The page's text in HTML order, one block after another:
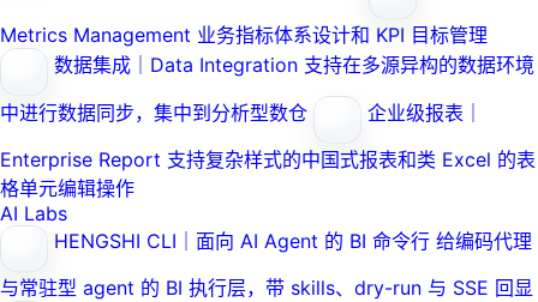
Metrics Management 业务指标体系设计和 KPI 目标管理
数据集成｜Data Integration 支持在多源异构的数据环境
中进行数据同步，集中到分析型数仓
企业级报表｜
Enterprise Report 支持复杂样式的中国式报表和类 Excel 的表
格单元编辑操作
AI Labs
HENGSHI CLI｜面向 AI Agent 的 BI 命令行 给编码代理
与常驻型 agent 的 BI 执行层，带 skills、dry-run 与 SSE 回显